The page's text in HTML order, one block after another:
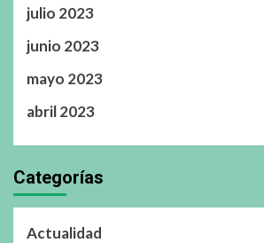
julio 2023
junio 2023
mayo 2023
abril 2023
Categorías
Actualidad